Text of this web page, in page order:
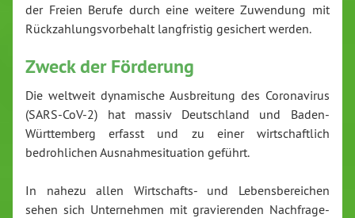
der Freien Berufe durch eine weitere Zuwendung mit
Rückzahlungsvorbehalt langfristig gesichert werden.
Zweck der Förderung
Die weltweit dynamische Ausbreitung des Coronavirus
(SARS-CoV-2) hat massiv Deutschland und Baden-
Württemberg erfasst und zu einer wirtschaftlich
bedrohlichen Ausnahmesituation geführt.
In nahezu allen Wirtschafts- und Lebensbereichen
sehen sich Unternehmen mit gravierenden Nachfrage-